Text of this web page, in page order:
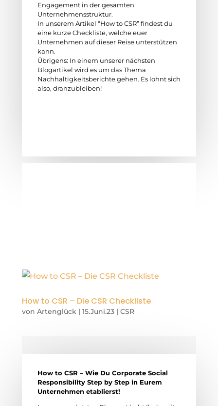
Engagement in der gesamten
Unternehmensstruktur.
In unserem Artikel “How to CSR” findest du
eine kurze Checkliste, welche euer
Unternehmen auf dieser Reise unterstützen
kann.
Übrigens: In einem unserer nächsten
Blogartikel wird es um das Thema
Nachhaltigkeitsberichte gehen. Es lohnt sich
also, dranzubleiben!
How to CSR – Die CSR Checkliste
von Artenglück| 15.Juni.23| CSR
How to CSR – Wie Du Corporate Social
Responsibility Step by Step in Eurem
Unternehmen etablierst!